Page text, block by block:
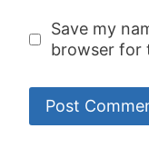
Save my
browser for